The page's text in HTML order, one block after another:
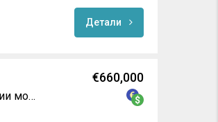
Детали
Роскошная квартира 3+1 на первой линии моря в Алании
€660,000